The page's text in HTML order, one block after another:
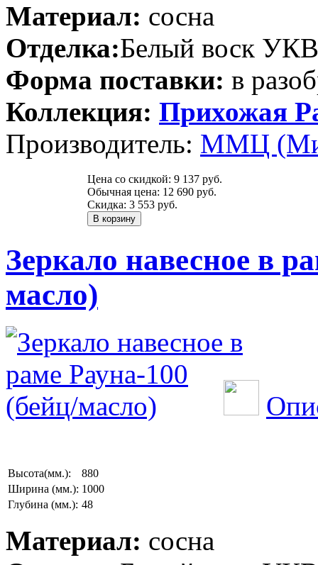
Материал: сосна
Отделка:Белый воск УКВ
Форма поставки: в
Коллекция: Прихожая
Производитель: ММЦ
Цена со скидкой: 9 137 руб.
Обычная цена: 12 690 руб.
Скидка: 3 553 руб.
Зеркало навесное в
масло)
Высота(мм.):
880
Ширина (мм.): 1000
Глубина (мм.): 48
Материал: сосна